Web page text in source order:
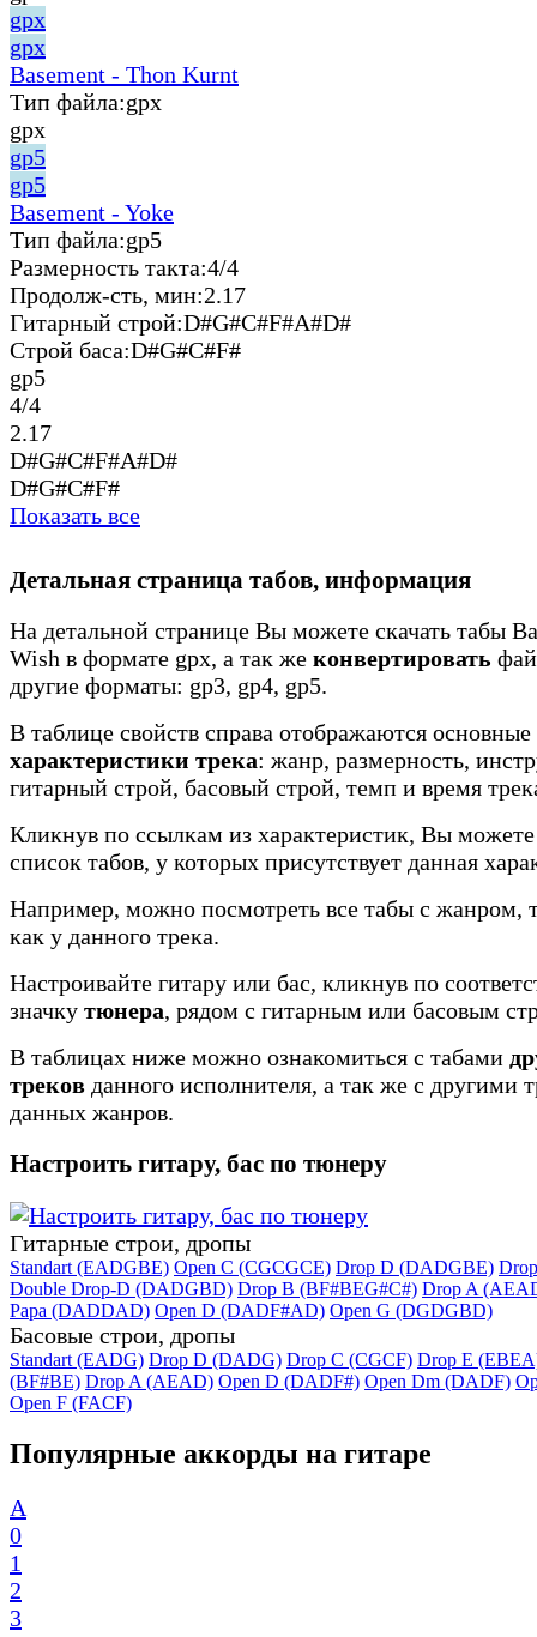
gpx
gpx
Basement - Thon Kurnt
Тип файла:gpx
gpx
gp5
gp5
Basement - Yoke
Тип файла:gp5
Размерность такта:4/4
Продолж-сть, мин:2.17
Гитарный строй:D#G#C#F#A#D#
Строй баса:D#G#C#F#
gp5
4/4
2.17
D#G#C#F#A#D#
D#G#C#F#
Показать все
Детальная страница табов, информация
На детальной странице Вы можете скачать табы
Wish в формате gpx, а так же конвертировать
другие форматы: gp3, gp4, gp5.
В таблице свойств справа отображаются основные
характеристики трека: жанр, размерность,
гитарный строй, басовый строй, темп и время
Кликнув по ссылкам из характеристик, Вы
список табов, у которых присутствует данная
Например, можно посмотреть все табы с жанром,
как у данного трека.
Настроивайте гитару или бас, кликнув по
значку тюнера, рядом с гитарным или басовым
В таблицах ниже можно ознакомиться с табами
треков данного исполнителя, а так же с другими
данных жанров.
Настроить гитару, бас по тюнеру
Гитарные строи, дропы
Standart (EADGBE) Open C (CGCGCE) Drop D (DADGBE)
Double Drop-D (DADGBD) Drop B (BF#BEG#C#) Drop A
Papa (DADDAD) Open D (DADF#AD) Open G (DGDGBD)
Басовые строи, дропы
Standart (EADG) Drop D (DADG) Drop C (CGCF) Drop E
(BF#BE) Drop A (AEAD) Open D (DADF#) Open Dm (DADF)
Open F (FACF)
Популярные аккорды на гитаре
A
0
1
2
3